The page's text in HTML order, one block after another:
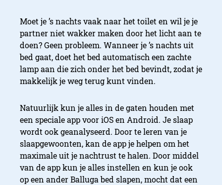
Moet je ’s nachts vaak naar het toilet en wil je je
partner niet wakker maken door het licht aan te
doen? Geen probleem. Wanneer je ’s nachts uit
bed gaat, doet het bed automatisch een zachte
lamp aan die zich onder het bed bevindt, zodat je
makkelijk je weg terug kunt vinden.
Natuurlijk kun je alles in de gaten houden met
een speciale app voor iOS en Android. Je slaap
wordt ook geanalyseerd. Door te leren van je
slaapgewoonten, kan de app je helpen om het
maximale uit je nachtrust te halen. Door middel
van de app kun je alles instellen en kun je ook
op een ander Balluga bed slapen, mocht dat een